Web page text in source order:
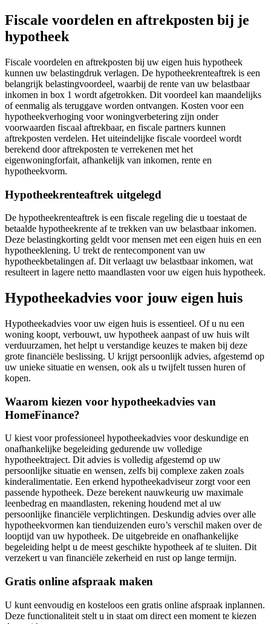
Fiscale voordelen en aftrekposten bij je
hypotheek
Fiscale voordelen en aftrekposten bij uw eigen huis hypotheek
kunnen uw belastingdruk verlagen. De hypotheekrenteaftrek is een
belangrijk belastingvoordeel, waarbij de rente van uw belastbaar
inkomen in box 1 wordt afgetrokken. Dit voordeel kan maandelijks
of eenmalig als teruggave worden ontvangen. Kosten voor een
hypotheekverhoging voor woningverbetering zijn onder
voorwaarden fiscaal aftrekbaar, en fiscale partners kunnen
aftrekposten verdelen. Het uiteindelijke fiscale voordeel wordt
berekend door aftrekposten te verrekenen met het
eigenwoningforfait, afhankelijk van inkomen, rente en
hypotheekvorm.
Hypotheekrenteaftrek uitgelegd
De hypotheekrenteaftrek is een fiscale regeling die u toestaat de
betaalde hypotheekrente af te trekken van uw belastbaar inkomen.
Deze belastingkorting geldt voor mensen met een eigen huis en een
hypotheeklening. U trekt de rentecomponent van uw
hypotheekbetalingen af. Dit verlaagt uw belastbaar inkomen, wat
resulteert in lagere netto maandlasten voor uw eigen huis hypotheek.
Hypotheekadvies voor jouw eigen huis
Hypotheekadvies voor uw eigen huis is essentieel. Of u nu een
woning koopt, verbouwt, uw hypotheek aanpast of uw huis wilt
verduurzamen, het helpt u verstandige keuzes te maken bij deze
grote financiële beslissing. U krijgt persoonlijk advies, afgestemd op
uw unieke situatie en wensen, ook als u twijfelt tussen huren of
kopen.
Waarom kiezen voor hypotheekadvies van
HomeFinance?
U kiest voor professioneel hypotheekadvies voor deskundige en
onafhankelijke begeleiding gedurende uw volledige
hypotheektraject. Dit advies is volledig afgestemd op uw
persoonlijke situatie en wensen, zelfs bij complexe zaken zoals
kinderalimentatie. Een erkend hypotheekadviseur zorgt voor een
passende hypotheek. Deze berekent nauwkeurig uw maximale
leenbedrag en maandlasten, rekening houdend met al uw
persoonlijke financiële verplichtingen. Deskundig advies over alle
hypotheekvormen kan tienduizenden euro’s verschil maken over de
looptijd van uw hypotheek. De uitgebreide en onafhankelijke
begeleiding helpt u de meest geschikte hypotheek af te sluiten. Dit
verzekert u van financiële zekerheid en rust op lange termijn.
Gratis online afspraak maken
U kunt eenvoudig en kosteloos een gratis online afspraak inplannen.
Deze functionaliteit stelt u in staat om direct een moment te kiezen